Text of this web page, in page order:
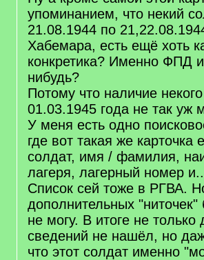
упоминанием, что некий
21.08.1944 по
Хабемара, есть ещё хоть
конкретика? Именно ФПД
нибудь?
Потому что наличие
01.03.1945 года не так уж
У меня есть одно
где вот такая же карточка
солдат, имя / фамилия,
лагеря, лагерный номер
Список сей тоже в РГВА.
дополнительных
не могу. В итоге не
сведений не нашёл, но
что этот солдат именно